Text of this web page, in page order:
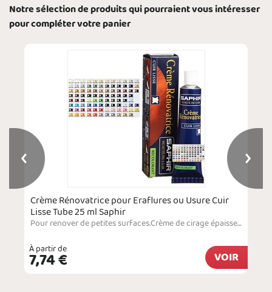
Notre sélection de produits qui pourraient vous intéresser
pour compléter votre panier
Crème Rénovatrice pour Eraflures ou Usure Cuir
Lisse Tube 25 ml Saphir
Pour renover de petites surfaces.Crème de cirage épaisse conçue pour restaurer le cuir lisse qui laisse apparaitre des imperfections. Le produit s'utilise uniquement pour des retouches sur de petites zones. Il permet de masquer des éraflures, de combler des accrocs au niveau du bout des chaussures ou des coins d'un sac et de recouvrir des brûlures superficielles. Le produit peut s'appliquer aussi bien sur les chaussures et les sacs à main que sur…
À partir de
7,74 € VOIR